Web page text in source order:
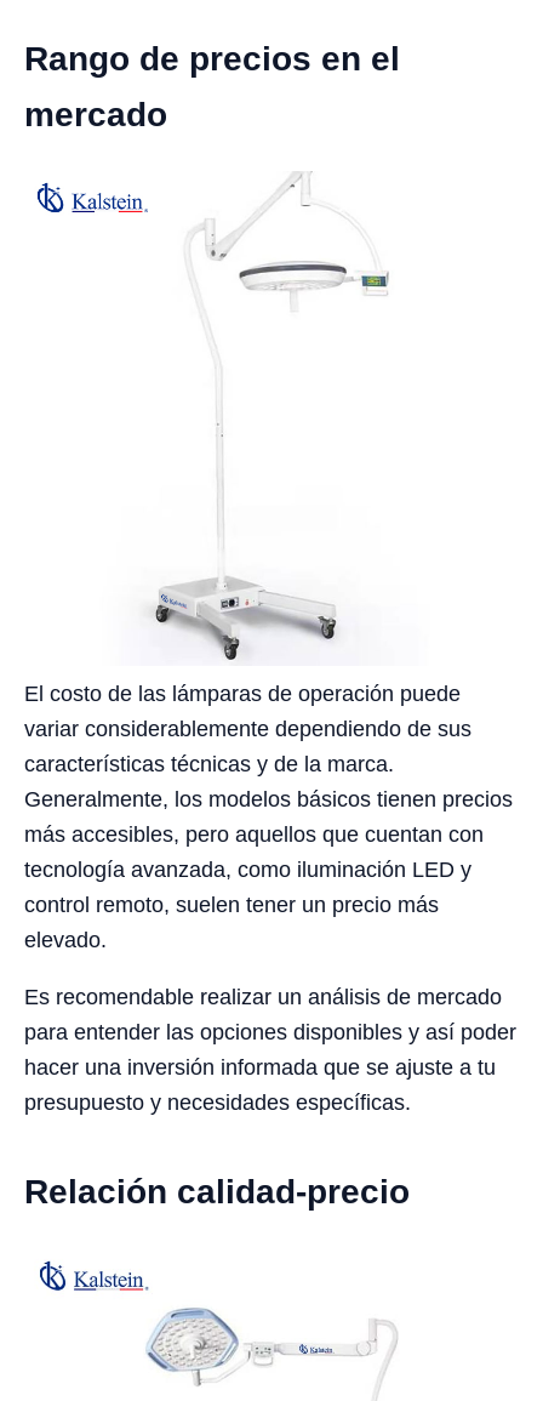
Rango de precios en el
mercado
El costo de las lámparas de operación puede
variar considerablemente dependiendo de sus
características técnicas y de la marca.
Generalmente, los modelos básicos tienen precios
más accesibles, pero aquellos que cuentan con
tecnología avanzada, como iluminación LED y
control remoto, suelen tener un precio más
elevado.
Es recomendable realizar un análisis de mercado
para entender las opciones disponibles y así poder
hacer una inversión informada que se ajuste a tu
presupuesto y necesidades específicas.
Relación calidad-precio